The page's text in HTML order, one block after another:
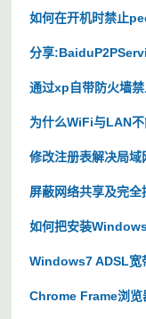
如何在开机时禁止
分享
通过xp自带防火墙
为什么WiFi与LAN
修改注册表解决局
屏蔽网络共享及完
如何把安装
Windows7 ADSL宽
Chrome Frame浏览